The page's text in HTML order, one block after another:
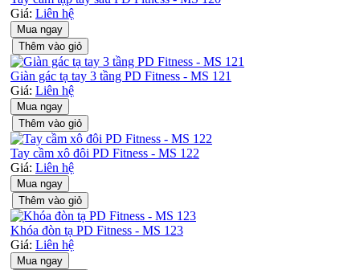
Giá: Liên hệ
Mua ngay
Thêm vào giỏ
Giàn gác tạ tay 3 tầng PD Fitness - MS 121
Giá: Liên hệ
Mua ngay
Thêm vào giỏ
Tay cầm xô đôi PD Fitness - MS 122
Giá: Liên hệ
Mua ngay
Thêm vào giỏ
Khóa đòn tạ PD Fitness - MS 123
Giá: Liên hệ
Mua ngay